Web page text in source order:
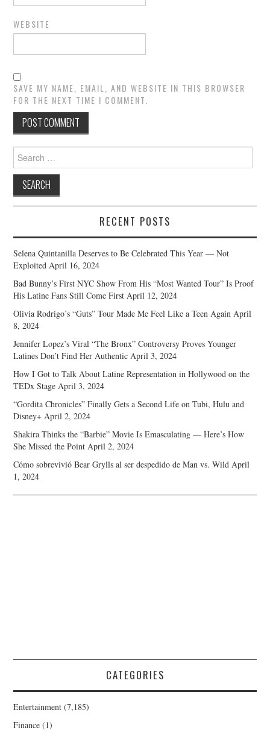
WEBSITE
SAVE MY NAME, EMAIL, AND WEBSITE IN THIS BROWSER
FOR THE NEXT TIME I COMMENT.
Search
for:
RECENT POSTS
Selena Quintanilla Deserves to Be Celebrated This Year — Not
Exploited April 16, 2024
Bad Bunny’s First NYC Show From His “Most Wanted Tour” Is Proof
His Latine Fans Still Come First April 12, 2024
Olivia Rodrigo’s “Guts” Tour Made Me Feel Like a Teen Again April
8, 2024
Jennifer Lopez’s Viral “The Bronx” Controversy Proves Younger
Latines Don’t Find Her Authentic April 3, 2024
How I Got to Talk About Latine Representation in Hollywood on the
TEDx Stage April 3, 2024
“Gordita Chronicles” Finally Gets a Second Life on Tubi, Hulu and
Disney+ April 2, 2024
Shakira Thinks the “Barbie” Movie Is Emasculating — Here’s How
She Missed the Point April 2, 2024
Cómo sobrevivió Bear Grylls al ser despedido de Man vs. Wild April
1, 2024
CATEGORIES
Entertainment (7,185)
Finance (1)